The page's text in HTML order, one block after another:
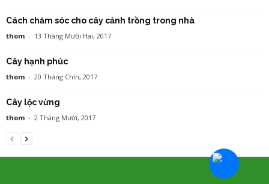
Cách chăm sóc cho cây cảnh trồng trong nhà
thom - 13 Tháng Mười Hai, 2017
Cây hạnh phúc
thom - 20 Tháng Chín, 2017
Cây lộc vừng
thom - 2 Tháng Mười, 2017